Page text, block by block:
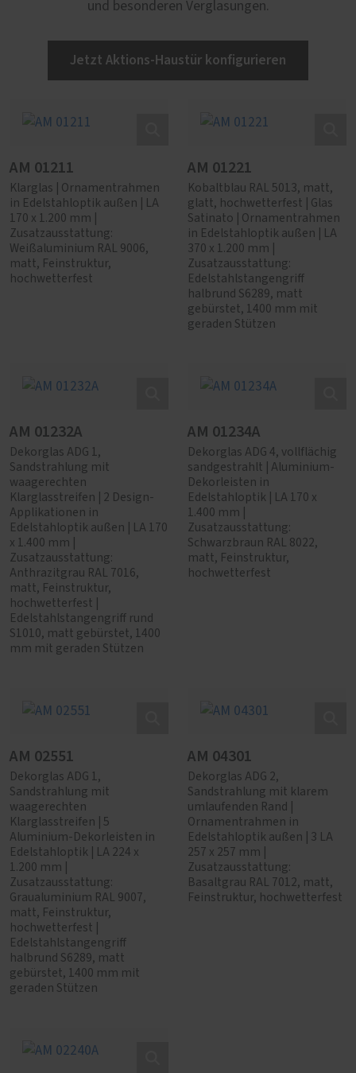
und besonderen Verglasungen.
Jetzt Aktions-Haustür konfigurieren
AM 01211
Klarglas | Ornamentrahmen
in Edelstahloptik außen | LA
170 x 1.200 mm |
Zusatzausstattung:
Weißaluminium RAL 9006,
matt, Feinstruktur,
hochwetterfest
AM 01221
Kobaltblau RAL 5013, matt,
glatt, hochwetterfest | Glas
Satinato | Ornamentrahmen
in Edelstahloptik außen | LA
370 x 1.200 mm |
Zusatzausstattung:
Edelstahlstangengriff
halbrund S6289, matt
gebürstet, 1400 mm mit
geraden Stützen
AM 01232A
Dekorglas ADG 1,
Sandstrahlung mit
waagerechten
Klarglasstreifen | 2 Design-
Applikationen in
Edelstahloptik außen | LA 170
x 1.400 mm |
Zusatzausstattung:
Anthrazitgrau RAL 7016,
matt, Feinstruktur,
hochwetterfest |
Edelstahlstangengriff rund
S1010, matt gebürstet, 1400
mm mit geraden Stützen
AM 01234A
Dekorglas ADG 4, vollflächig
sandgestrahlt | Aluminium-
Dekorleisten in
Edelstahloptik | LA 170 x
1.400 mm |
Zusatzausstattung:
Schwarzbraun RAL 8022,
matt, Feinstruktur,
hochwetterfest
AM 02551
Dekorglas ADG 1,
Sandstrahlung mit
waagerechten
Klarglasstreifen | 5
Aluminium-Dekorleisten in
Edelstahloptik | LA 224 x
1.200 mm |
Zusatzausstattung:
Graualuminium RAL 9007,
matt, Feinstruktur,
hochwetterfest |
Edelstahlstangengriff
halbrund S6289, matt
gebürstet, 1400 mm mit
geraden Stützen
AM 04301
Dekorglas ADG 2,
Sandstrahlung mit klarem
umlaufenden Rand |
Ornamentrahmen in
Edelstahloptik außen | 3 LA
257 x 257 mm |
Zusatzausstattung:
Basaltgrau RAL 7012, matt,
Feinstruktur, hochwetterfest